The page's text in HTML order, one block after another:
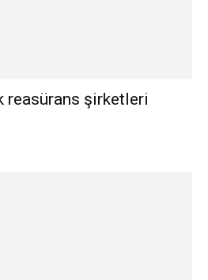
reasürans şirketleri